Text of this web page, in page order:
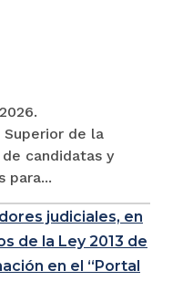
Superior de la
candidatas y
para...
judiciales, en
de la Ley 2013 de
en el “Portal